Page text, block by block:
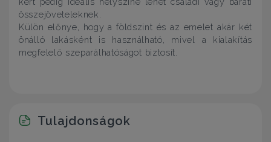
összejöveteleknek.
Külön előnye, hogy a földszint és az emelet akár két
önálló lakásként is használható, mivel a kialakítás
megfelelő szeparálhatóságot biztosít.
Tulajdonságok